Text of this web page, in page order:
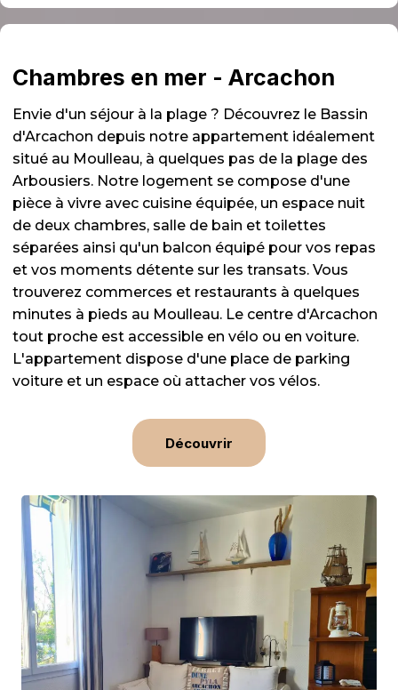
Chambres en mer - Arcachon
Envie d'un séjour à la plage ? Découvrez le Bassin
d'Arcachon depuis notre appartement idéalement
situé au Moulleau, à quelques pas de la plage des
Arbousiers. Notre logement se compose d'une
pièce à vivre avec cuisine équipée, un espace nuit
de deux chambres, salle de bain et toilettes
séparées ainsi qu'un balcon équipé pour vos repas
et vos moments détente sur les transats. Vous
trouverez commerces et restaurants à quelques
minutes à pieds au Moulleau. Le centre d'Arcachon
tout proche est accessible en vélo ou en voiture.
L'appartement dispose d'une place de parking
voiture et un espace où attacher vos vélos.
Découvrir